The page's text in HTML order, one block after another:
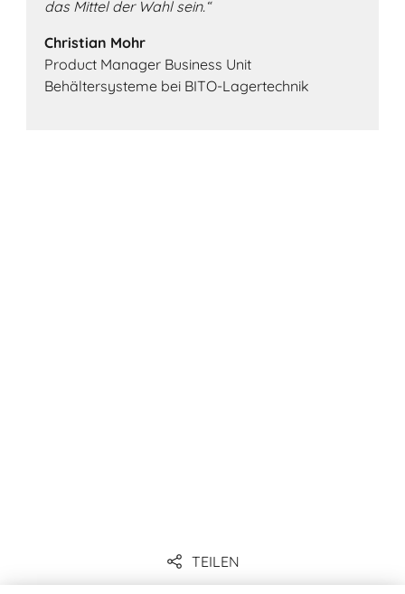
das Mittel der Wahl sein.“
Christian Mohr
Product Manager Business Unit
Behältersysteme bei BITO-Lagertechnik
TEILEN